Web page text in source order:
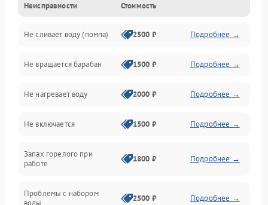
Электропитание
Водоснабжение
Слив
Программное обеспечение
Неисправности Стоимость
Не сливает воду (помпа) 2500 ₽ Подробнее →
Не вращается барабан 1500 ₽ Подробнее →
Не нагревает воду 2000 ₽ Подробнее →
Не включается 1500 ₽ Подробнее →
Запах горелого при
работе
1800 ₽ Подробнее →
Проблемы с набором
2500 ₽ Подробнее →